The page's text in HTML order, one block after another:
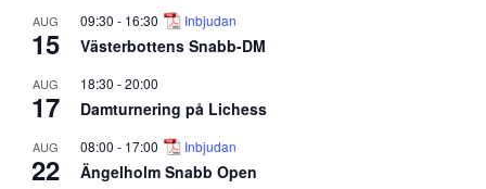
AUG
15
09:30 - 16:30 Inbjudan
Västerbottens Snabb-DM
AUG
17
18:30 -20:00
Damturnering på Lichess
AUG
22
08:00 - 17:00 Inbjudan
Ängelholm Snabb Open